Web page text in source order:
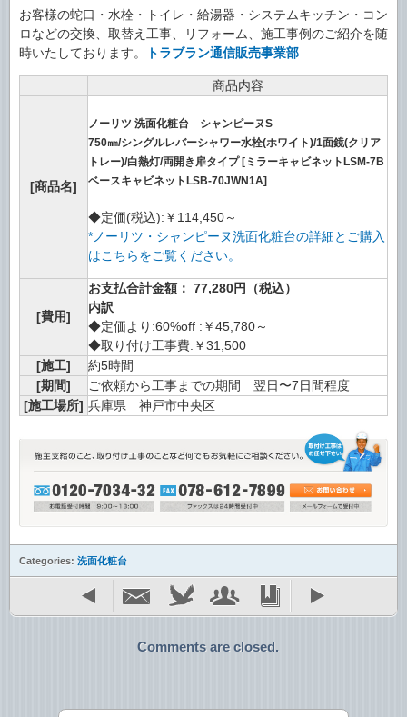
お客様の蛇口・水栓・トイレ・給湯器・システムキッチン・コン
ロなどの交換、取替え工事、リフォーム、施工事例のご紹介を随
時いたしております。
トラブラン通信販売事業部
商品内容
[商品名]
ノーリツ 洗面化粧台 シャンピーヌS
750㎜/シングルレバーシャワー水栓(ホワイト)/1面鏡(クリア
トレー)/白熱灯/両開き扉タイプ [ミラーキャビネットLSM-7B
ベースキャビネットLSB-70JWN1A]
◆定価(税込):￥114,450～
*ノーリツ・シャンピーヌ洗面化粧台の詳細とご購入
はこちらをご覧ください。
[費用]
お支払合計金額： 77,280円（税込）
内訳
◆定価より:60%off :￥45,780～
◆取り付け工事費:￥31,500
[施工]
約5時間
[期間]
ご依頼から工事までの期間 翌日〜7日間程度
[施工場所] 兵庫県 神戸市中央区
Categories: 洗面化粧台
Comments are closed.